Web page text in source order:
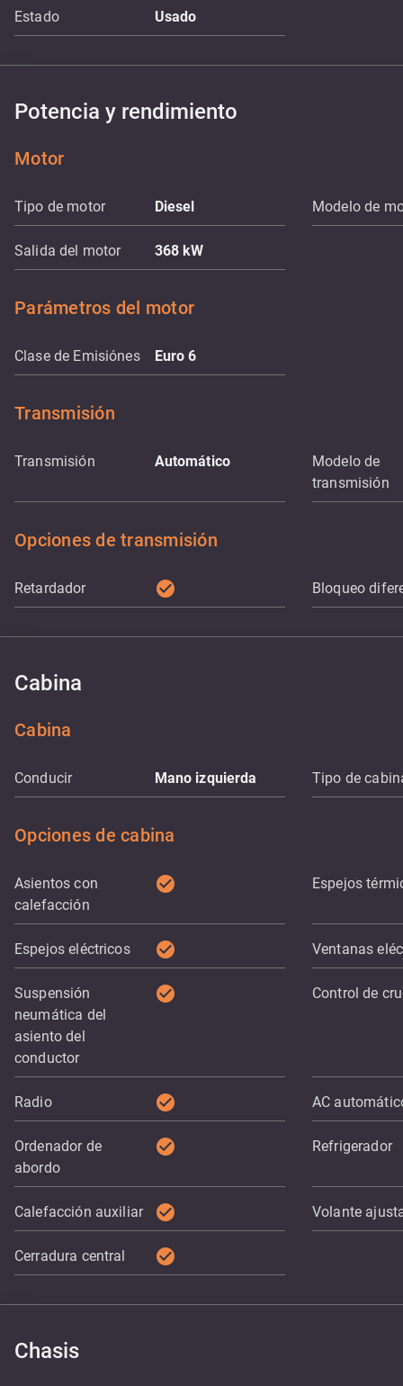
Estado Usado
Potencia y rendimiento
Motor
Tipo de motor Diesel Modelo de
Salida del motor 368kW
Parámetros del motor
Clase de Emisiónes Euro 6
Transmisión
Transmisión Automático
Modelo de
transmisión
Opciones de transmisión
Retardador check_circle Bloqueo
Cabina
Cabina
Conducir Mano izquierda Tipo de
Opciones de cabina
Asientos con
calefacción
check_circle Espejos
Espejos eléctricos check_circle Ventanas
Suspensión
neumática del
asiento del
conductor
check_circle Control de
Radio check_circle AC
Ordenador de
abordo
check_circle Refrigerador
Calefacción auxiliar check_circle Volante
Cerradura central check_circle
Chasis